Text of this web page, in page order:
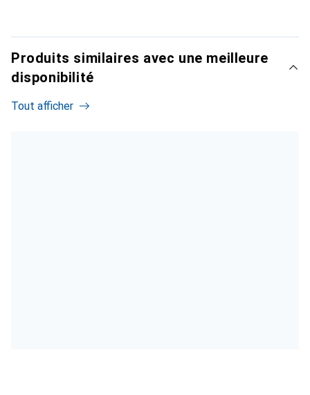
Produits similaires avec une meilleure
disponibilité
Tout afficher